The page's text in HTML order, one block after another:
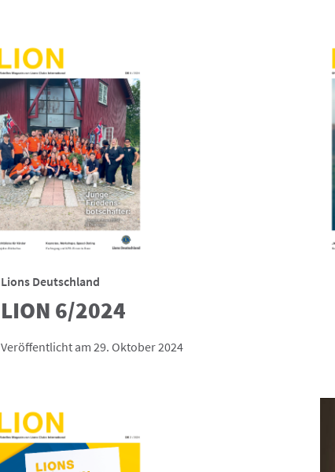
Lions Deutschland
LION 6/2024
Veröffentlicht am 29. Oktober 2024